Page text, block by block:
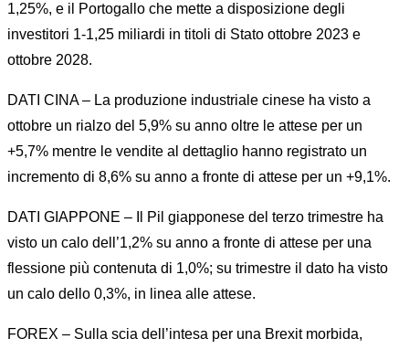
1,25%, e il Portogallo che mette a disposizione degli
investitori 1-1,25 miliardi in titoli di Stato ottobre 2023 e
ottobre 2028.
DATI CINA – La produzione industriale cinese ha visto a
ottobre un rialzo del 5,9% su anno oltre le attese per un
+5,7% mentre le vendite al dettaglio hanno registrato un
incremento di 8,6% su anno a fronte di attese per un +9,1%.
DATI GIAPPONE – Il Pil giapponese del terzo trimestre ha
visto un calo dell’1,2% su anno a fronte di attese per una
flessione più contenuta di 1,0%; su trimestre il dato ha visto
un calo dello 0,3%, in linea alle attese.
FOREX – Sulla scia dell’intesa per una Brexit morbida,